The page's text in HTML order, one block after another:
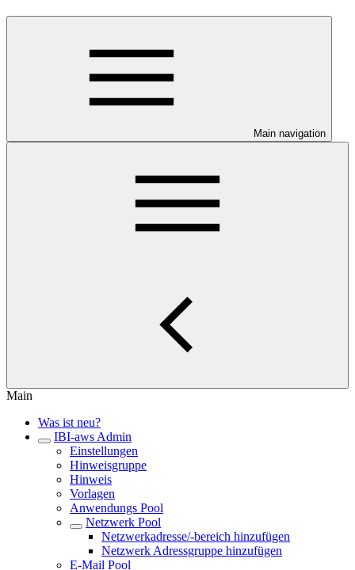
Main navigation
Main
Was ist neu?
IBI-aws Admin
Einstellungen
Hinweisgruppe
Hinweis
Vorlagen
Anwendungs Pool
Netzwerk Pool
Netzwerkadresse/-bereich hinzufügen
Netzwerk Adressgruppe hinzufügen
E-Mail Pool